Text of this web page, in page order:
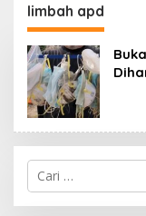
limbah apd
Cari
untuk: